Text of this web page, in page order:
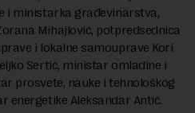
i ministarka građevinarstva,
Mihajlović, potpredsednica
i lokalne samouprave Kori
Sertić, ministar omladine i
prosvete, nauke i tehnološkog
energetike Aleksandar Antić.